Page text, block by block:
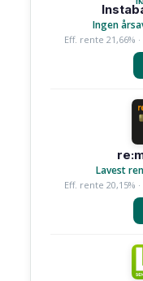
Ingen
Eff. rente 21,66%
Lavest
Eff. rente 20,15%